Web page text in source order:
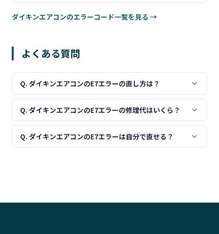
ダイキンエアコンのエラーコード一覧を見る →
よくある質問
Q. ダイキンエアコンのE7エラーの直し方は？
E7は室外ファンモーター異常を示すエラーで、ファンモー
ター交換が必要です。電源を切り、コンセントを抜いて5
分待ってから再度電源を入れてみてください。再発する場
合は専門修理が必要です。
Q. ダイキンエアコンのE7エラーの修理代はいくら？
E7エラーの修理費用は、ファンモーター交換：15,000〜
30,000円が目安です。機種や故障状況により変動しますの
Q. ダイキンエアコンのE7エラーは自分で直せる？